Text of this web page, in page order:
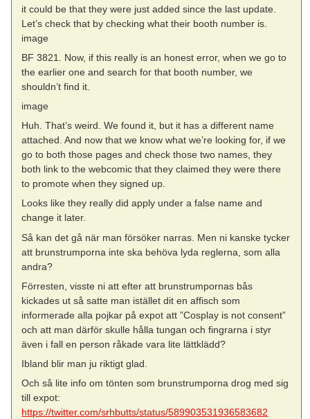
it could be that they were just added since the last update.
Let’s check that by checking what their booth number is.
image
BF 3821. Now, if this really is an honest error, when we go to
the earlier one and search for that booth number, we
shouldn’t find it.
image
Huh. That’s weird. We found it, but it has a different name
attached. And now that we know what we’re looking for, if we
go to both those pages and check those two names, they
both link to the webcomic that they claimed they were there
to promote when they signed up.
Looks like they really did apply under a false name and
change it later.
Så kan det gå när man försöker narras. Men ni kanske tycker
att brunstrumporna inte ska behöva lyda reglerna, som alla
andra?
Förresten, visste ni att efter att brunstrumpornas bås
kickades ut så satte man istället dit en affisch som
informerade alla pojkar på expot att ”Cosplay is not consent”
och att man därför skulle hålla tungan och fingrarna i styr
även i fall en person råkade vara lite lättklädd?
Ibland blir man ju riktigt glad.
Och så lite info om tönten som brunstrumporna drog med sig
till expot:
https://twitter.com/srhbutts/status/589903531936583682